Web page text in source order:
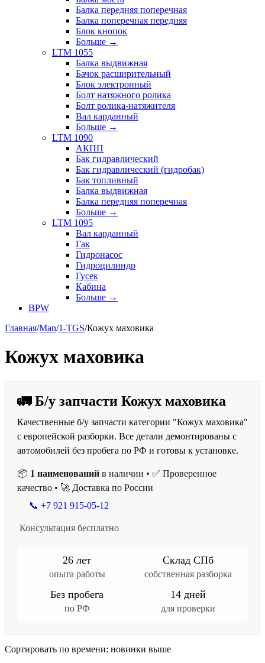
Балка передняя поперечная
Балка поперечная передняя
Блок кнопок
Больше →
LTM 1055
Балка выдвижная
Бачок расширительный
Блок электронный
Болт натяжного ролика
Болт ролика-натяжителя
Вал карданный
Больше →
LTM 1090
АКПП
Бак гидравлический
Бак гидравлический (гидробак)
Бак топливный
Балка выдвижная
Балка передняя поперечная
Больше →
LTM 1095
Вал карданный
Гак
Гидронасос
Гидроцилиндр
Гусек
Кабина
Больше →
BPW
Главная/Man/1-TGS/Кожух маховика
Кожух маховика
🚛 Б/у запчасти Кожух маховика
Качественные б/у запчасти категории "Кожух маховика"
с европейской разборки. Все детали демонтированы с
автомобилей без пробега по РФ и готовы к установке.
📦 1 наименований в наличии • ✅ Проверенное
качество • 🚀 Доставка по России
📞 +7 921 915-05-12
Консультация бесплатно
26 лет
опыта работы
Склад СПб
собственная разборка
Без пробега
по РФ
14 дней
для проверки
Сортировать по времени: новинки выше